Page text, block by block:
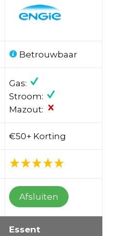
Betrouwbaar
Gas:
Stroom:
Mazout:
€50+ Korting
Afsluiten
Essent